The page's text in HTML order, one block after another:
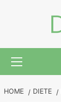
Menu
HOME DIETE